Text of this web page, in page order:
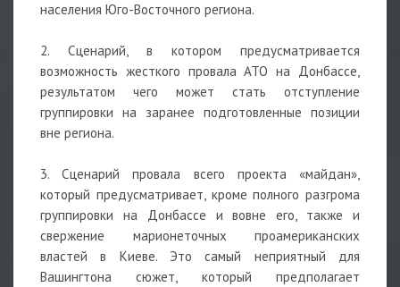
населения Юго-Восточного региона.
2. Сценарий, в котором предусматривается
возможность жесткого провала АТО на Донбассе,
результатом чего может стать отступление
группировки на заранее подготовленные позиции
вне региона.
3. Сценарий провала всего проекта «майдан»,
который предусматривает, кроме полного разгрома
группировки на Донбассе и вовне его, также и
свержение марионеточных проамериканских
властей в Киеве. Это самый неприятный для
Вашингтона сюжет, который предполагает